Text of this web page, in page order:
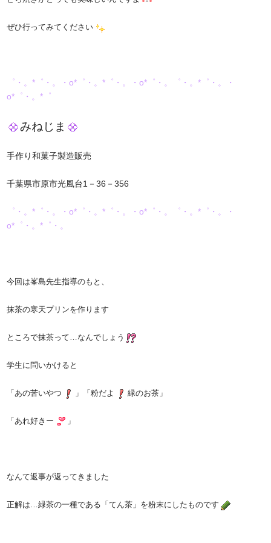
ぜひ行ってみてください
゜・。*゜・。・o*゜・。*゜・。・o*゜・。゜・。*゜・。・
o*゜・。*゜
みねじま
手作り和菓子製造販売
千葉県市原市光風台1－36－356
゜・。*゜・。・o*゜・。*゜・。・o*゜・。゜・。*゜・。・
o*゜・。*゜・。
今回は峯島先生指導のもと、
抹茶の寒天プリンを作ります
ところで抹茶って…なんでしょう
学生に問いかけると
「あの苦いやつ 」「粉だよ 緑のお茶」
「あれ好きー 」
なんて返事が返ってきました
正解は…緑茶の一種である「てん茶」を粉末にしたものです